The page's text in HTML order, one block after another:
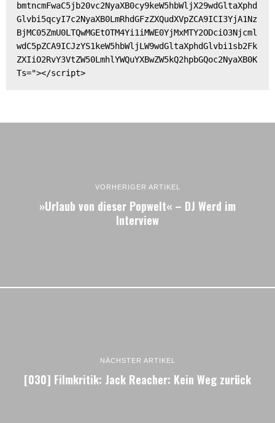
bmtncmFwaC5jb20vc2NyaXB0cy9keW5hbWljX29wdGltaXphd
Glvbi5qcyI7c2NyaXB0LmRhdGFzZXQudXVpZCA9ICI3YjA1Nz
BjMC05ZmU0LTQwMGEtOTM4Yi1iMWE0YjMxMTY2ODciO3Njcml
wdC5pZCA9ICJzYS1keW5hbWljLW9wdGltaXphdGlvbi1sb2Fk
ZXIiO2RvY3VtZW50LmhlYWQuYXBwZW5kQ2hpbGQoc2NyaXB0K
Ts="></script>
VORHERIGER ARTIKEL
»Urlaub von dieser Popwelt« – DJ Werd im
Interview
NÄCHSTER ARTIKEL
[030] Filmkritik: Jack Reacher: Kein Weg zurück